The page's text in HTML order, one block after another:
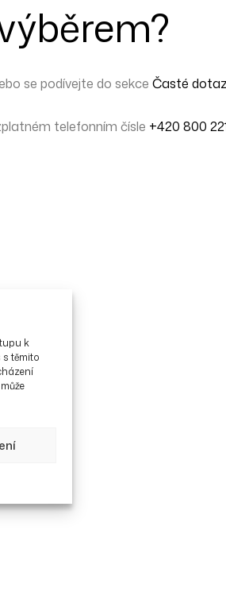
k
těmito
se podívejte do sekce Časté
telefonním čísle +420 800